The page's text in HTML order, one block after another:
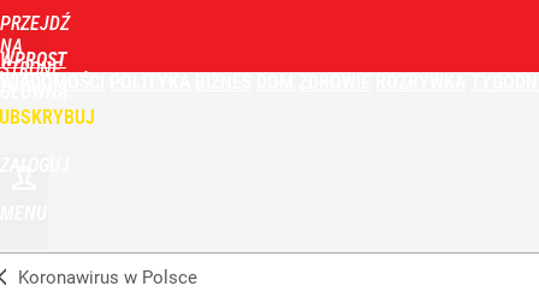
PRZEJDŹ
NA
STRONĘ
WPROST
Koronawirus w Polsce